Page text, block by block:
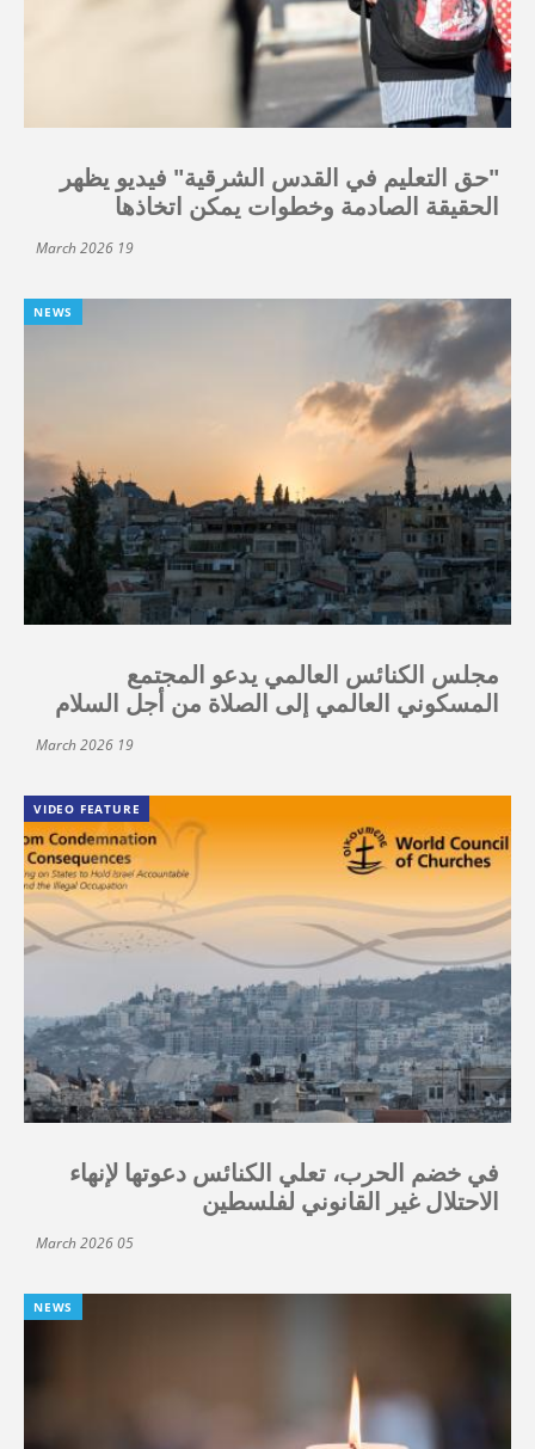
"حق التعليم في القدس الشرقية" فيديو يظهر
الحقيقة الصادمة وخطوات يمكن اتخاذها
19 March 2026
NEWS
مجلس الكنائس العالمي يدعو المجتمع
المسكوني العالمي إلى الصلاة من أجل السلام
19 March 2026
VIDEO FEATURE
في خضم الحرب، تعلي الكنائس دعوتها لإنهاء
الاحتلال غير القانوني لفلسطين
05 March 2026
NEWS